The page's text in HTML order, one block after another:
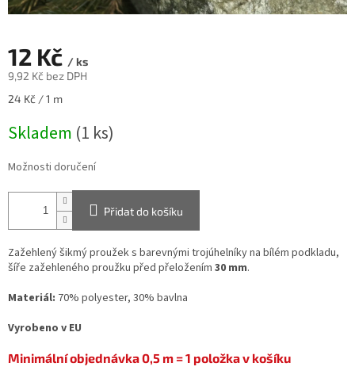
12 Kč / ks
9,92 Kč bez DPH
Měrná
24 Kč / 1 m
Skladem (1 ks)
Možnosti doručení
Přidat do košíku
Zažehlený šikmý proužek s barevnými trojúhelníky na bílém podkladu,
šíře zažehleného proužku před přeložením 30 mm.
Materiál: 70% polyester, 30% bavlna
Vyrobeno v EU
Minimální objednávka 0,5 m = 1 položka v košíku